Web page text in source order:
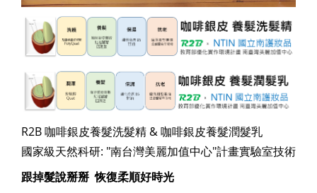
R2B 咖啡銀皮養髮洗髮精 & 咖啡銀皮養髮潤髮乳
國家級天然科研: "南台灣美麗加值中心"計畫實驗室技術
跟掉髮說掰掰恢復柔順好時光